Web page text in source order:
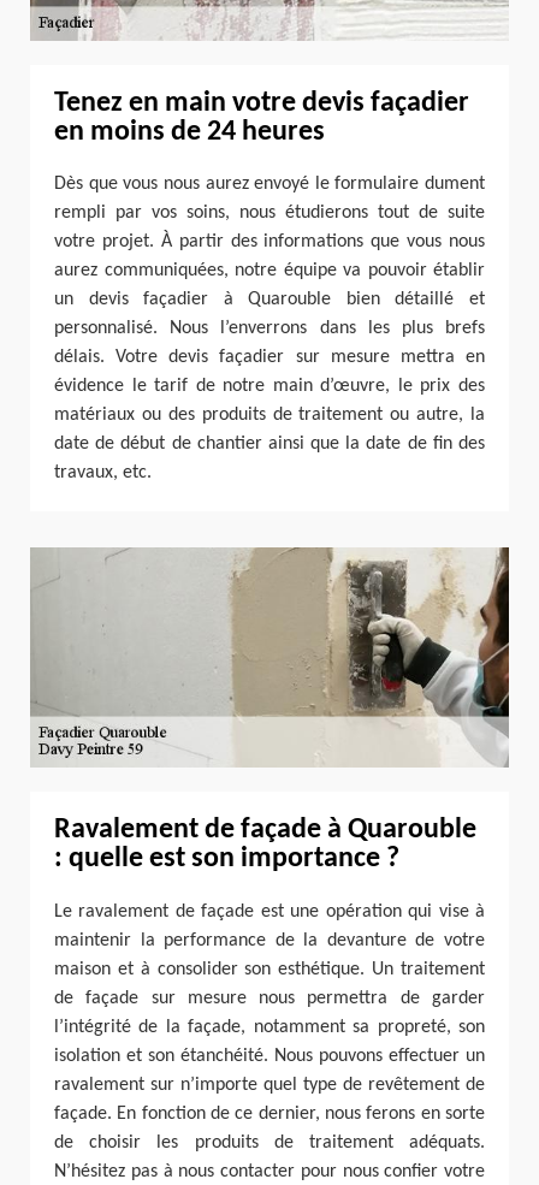
Tenez en main votre devis façadier
en moins de 24 heures
Dès que vous nous aurez envoyé le formulaire dument
rempli par vos soins, nous étudierons tout de suite
votre projet. À partir des informations que vous nous
aurez communiquées, notre équipe va pouvoir établir
un devis façadier à Quarouble bien détaillé et
personnalisé. Nous l’enverrons dans les plus brefs
délais. Votre devis façadier sur mesure mettra en
évidence le tarif de notre main d’œuvre, le prix des
matériaux ou des produits de traitement ou autre, la
date de début de chantier ainsi que la date de fin des
travaux, etc.
Ravalement de façade à Quarouble
: quelle est son importance ?
Le ravalement de façade est une opération qui vise à
maintenir la performance de la devanture de votre
maison et à consolider son esthétique. Un traitement
de façade sur mesure nous permettra de garder
l’intégrité de la façade, notamment sa propreté, son
isolation et son étanchéité. Nous pouvons effectuer un
ravalement sur n’importe quel type de revêtement de
façade. En fonction de ce dernier, nous ferons en sorte
de choisir les produits de traitement adéquats.
N’hésitez pas à nous contacter pour nous confier votre